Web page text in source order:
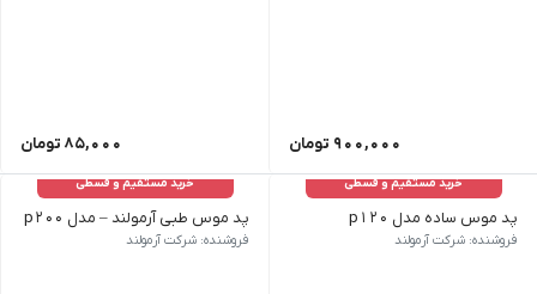
900,000 تومان 85,000 تومان
خرید مستقیم و قسطی
پد موس ساده مدل p120
فروشنده: شرکت آرمولند
خرید مستقیم و قسطی
پد موس طبی آرمولند – مدل p200
فروشنده: شرکت آرمولند